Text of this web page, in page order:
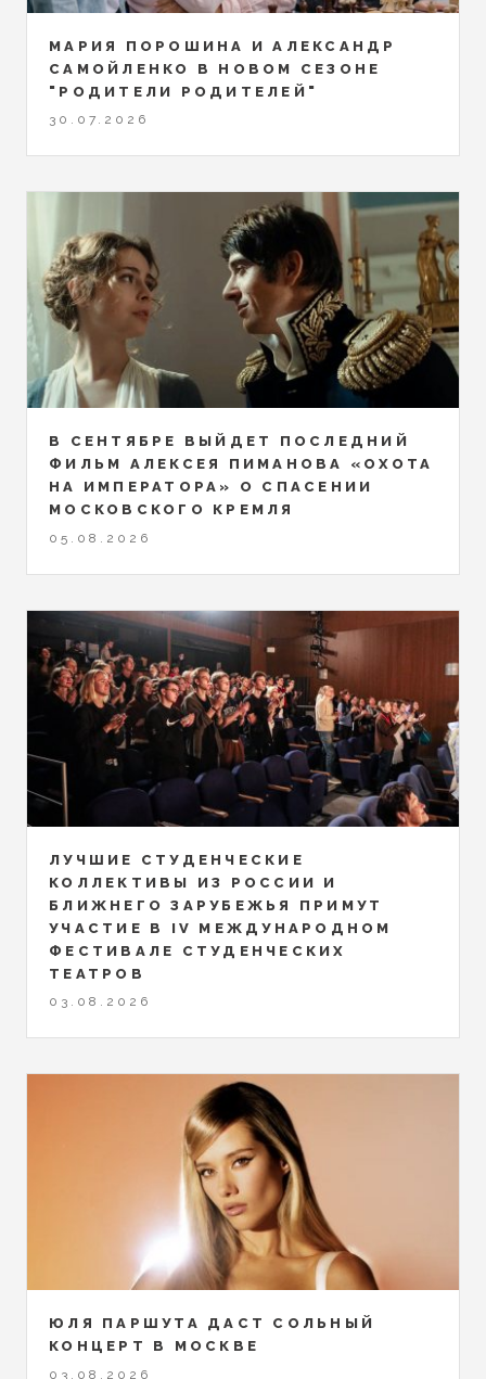
МАРИЯ ПОРОШИНА И АЛЕКСАНДР
САМОЙЛЕНКО В НОВОМ СЕЗОНЕ
"РОДИТЕЛИ РОДИТЕЛЕЙ"
30.07.2026
В СЕНТЯБРЕ ВЫЙДЕТ ПОСЛЕДНИЙ
ФИЛЬМ АЛЕКСЕЯ ПИМАНОВА «ОХОТА
НА ИМПЕРАТОРА» О СПАСЕНИИ
МОСКОВСКОГО КРЕМЛЯ
05.08.2026
ЛУЧШИЕ СТУДЕНЧЕСКИЕ
КОЛЛЕКТИВЫ ИЗ РОССИИ И
БЛИЖНЕГО ЗАРУБЕЖЬЯ ПРИМУТ
УЧАСТИЕ В IV МЕЖДУНАРОДНОМ
ФЕСТИВАЛЕ СТУДЕНЧЕСКИХ
ТЕАТРОВ
03.08.2026
ЮЛЯ ПАРШУТА ДАСТ СОЛЬНЫЙ
КОНЦЕРТ В МОСКВЕ
03.08.2026